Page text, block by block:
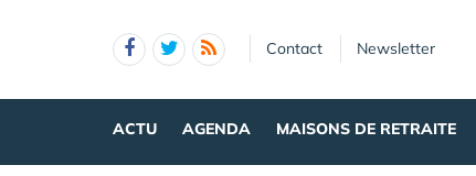
Contact Newsletter
ACTU AGENDA MAISONS DE RETRAITE